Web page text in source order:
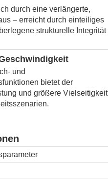
durch eine verlängerte,
– erreicht durch einteiliges
strukturelle Integrität
und
bietet der
und größere Vielseitigkeit